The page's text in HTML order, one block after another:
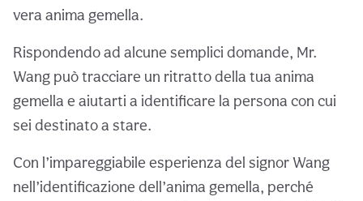
vera anima gemella.
Rispondendo ad alcune semplici domande, Mr.
Wang può tracciare un ritratto della tua anima
gemella e aiutarti a identificare la persona con cui
sei destinato a stare.
Con l’impareggiabile esperienza del signor Wang
nell’identificazione dell’anima gemella, perché